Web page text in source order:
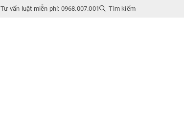
Tư vấn luật miễn phí: 0968.007.001 Tìm kiếm